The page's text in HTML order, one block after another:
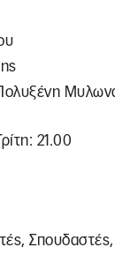
21.00